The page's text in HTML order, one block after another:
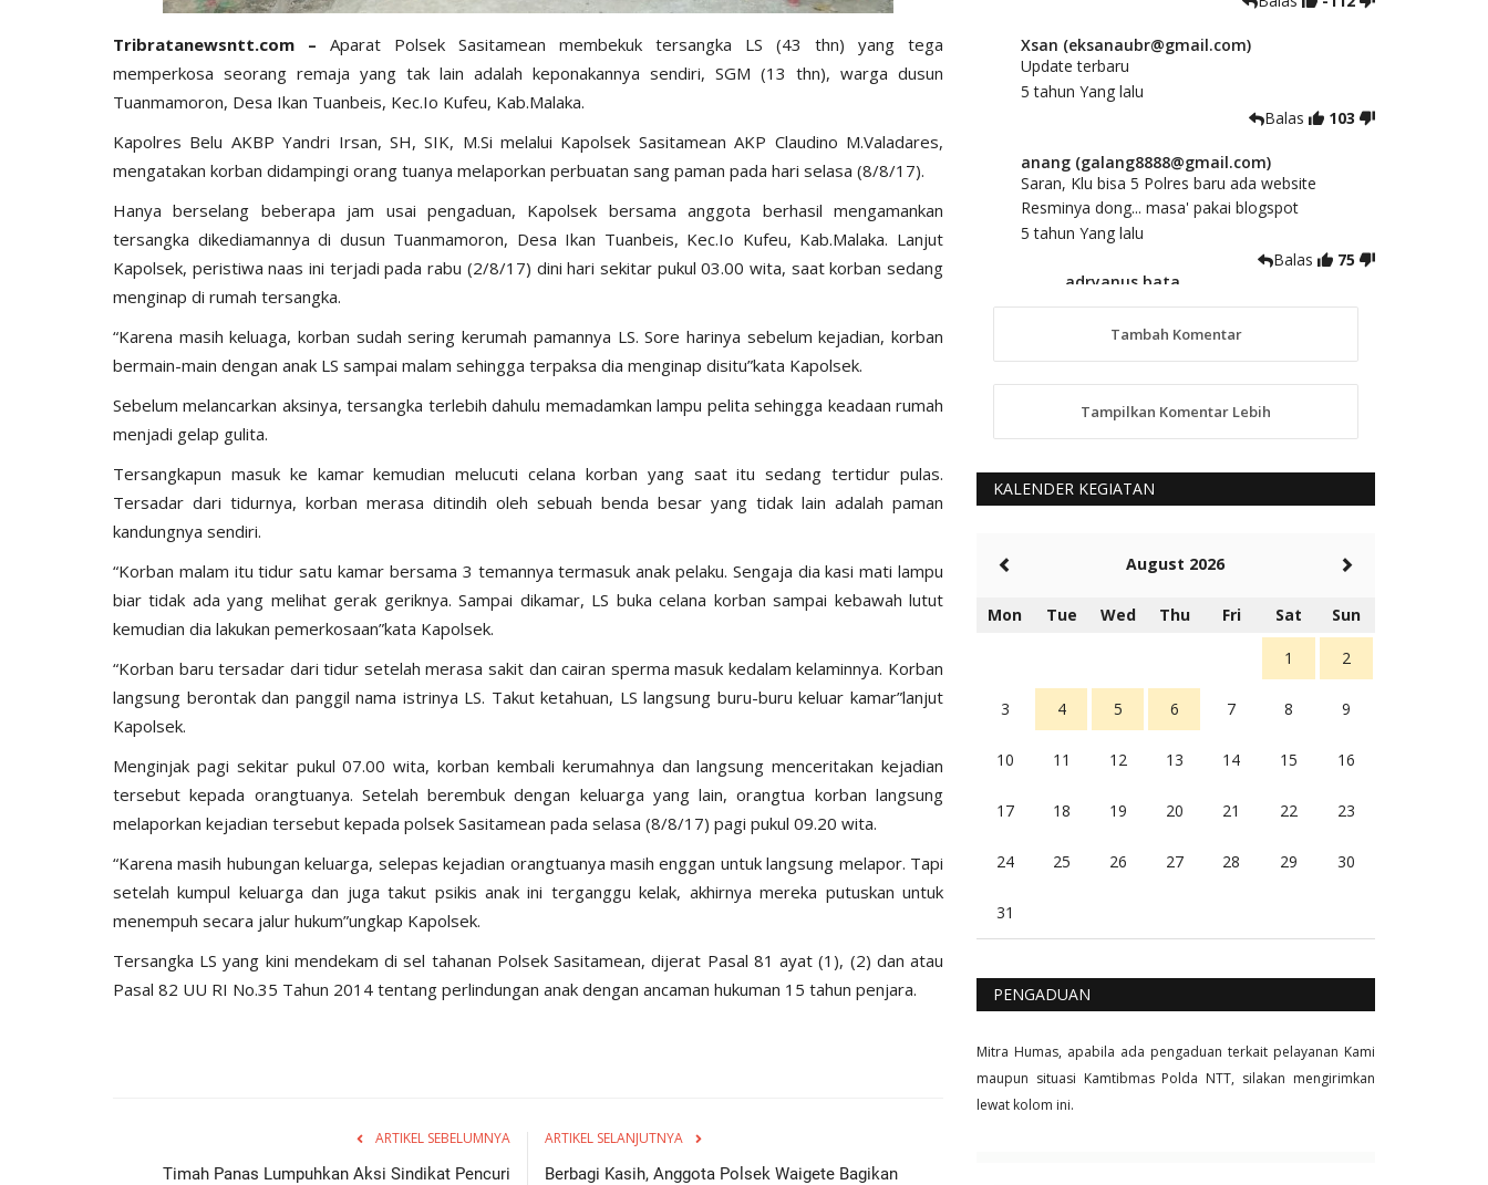
Tribratanewsntt.com – Aparat Polsek Sasitamean membekuk tersangka LS (43 thn) yang tega
memperkosa seorang remaja yang tak lain adalah keponakannya sendiri, SGM (13 thn), warga dusun
Tuanmamoron, Desa Ikan Tuanbeis, Kec.Io Kufeu, Kab.Malaka.
Kapolres Belu AKBP Yandri Irsan, SH, SIK, M.Si melalui Kapolsek Sasitamean AKP Claudino M.Valadares,
mengatakan korban didampingi orang tuanya melaporkan perbuatan sang paman pada hari selasa (8/8/17).
Hanya berselang beberapa jam usai pengaduan, Kapolsek bersama anggota berhasil mengamankan
tersangka dikediamannya di dusun Tuanmamoron, Desa Ikan Tuanbeis, Kec.Io Kufeu, Kab.Malaka. Lanjut
Kapolsek, peristiwa naas ini terjadi pada rabu (2/8/17) dini hari sekitar pukul 03.00 wita, saat korban sedang
menginap di rumah tersangka.
“Karena masih keluaga, korban sudah sering kerumah pamannya LS. Sore harinya sebelum kejadian, korban
bermain-main dengan anak LS sampai malam sehingga terpaksa dia menginap disitu”kata Kapolsek.
Sebelum melancarkan aksinya, tersangka terlebih dahulu memadamkan lampu pelita sehingga keadaan rumah
menjadi gelap gulita.
Tersangkapun masuk ke kamar kemudian melucuti celana korban yang saat itu sedang tertidur pulas.
Tersadar dari tidurnya, korban merasa ditindih oleh sebuah benda besar yang tidak lain adalah paman
kandungnya sendiri.
“Korban malam itu tidur satu kamar bersama 3 temannya termasuk anak pelaku. Sengaja dia kasi mati lampu
biar tidak ada yang melihat gerak geriknya. Sampai dikamar, LS buka celana korban sampai kebawah lutut
kemudian dia lakukan pemerkosaan”kata Kapolsek.
“Korban baru tersadar dari tidur setelah merasa sakit dan cairan sperma masuk kedalam kelaminnya. Korban
langsung berontak dan panggil nama istrinya LS. Takut ketahuan, LS langsung buru-buru keluar kamar”lanjut
Kapolsek.
Menginjak pagi sekitar pukul 07.00 wita, korban kembali kerumahnya dan langsung menceritakan kejadian
tersebut kepada orangtuanya. Setelah berembuk dengan keluarga yang lain, orangtua korban langsung
melaporkan kejadian tersebut kepada polsek Sasitamean pada selasa (8/8/17) pagi pukul 09.20 wita.
“Karena masih hubungan keluarga, selepas kejadian orangtuanya masih enggan untuk langsung melapor. Tapi
setelah kumpul keluarga dan juga takut psikis anak ini terganggu kelak, akhirnya mereka putuskan untuk
menempuh secara jalur hukum”ungkap Kapolsek.
Tersangka LS yang kini mendekam di sel tahanan Polsek Sasitamean, dijerat Pasal 81 ayat (1), (2) dan atau
Pasal 82 UU RI No.35 Tahun 2014 tentang perlindungan anak dengan ancaman hukuman 15 tahun penjara.
ARTIKEL SEBELUMNYA
Timah Panas Lumpuhkan Aksi Sindikat Pencuri
ARTIKEL SELANJUTNYA
Berbagi Kasih, Anggota Polsek Waigete Bagikan
Xsan (eksanaubr@gmail.com)
Update terbaru
5 tahun Yang lalu
Balas
103
anang (galang8888@gmail.com)
Saran, Klu bisa 5 Polres baru ada website
Resminya dong... masa' pakai blogspot
5 tahun Yang lalu
Balas
75
adryanus bata
kami tindaklanjuti
5 tahun Yang lalu
88
anggy (anakkaos@gmail.com)
Sumba Barat Aman, Trmksih Pak Polisi
5 tahun Yang lalu
Rambu (rambu03@gmail.com)
5 tahun Yang lalu
Balas
16
Tambah Komentar
Tampilkan Komentar Lebih
KALENDER KEGIATAN
August 2026
Mon Tue Wed Thu Fri Sat Sun
1 2
3 4 5 6 7 8 9
10 11 12 13 14 15 16
17 18 19 20 21 22 23
24 25 26 27 28 29 30
31
PENGADUAN
Mitra Humas, apabila ada pengaduan terkait pelayanan Kami
maupun situasi Kamtibmas Polda NTT, silakan mengirimkan
lewat kolom ini.